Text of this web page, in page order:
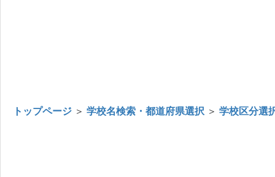
トップページ ＞ 学校名検索・都道府県選択 ＞ 学校区分選